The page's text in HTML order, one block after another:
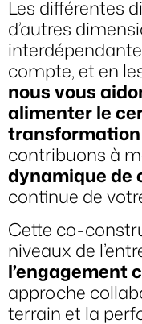
Les différentes
d’autres
compte, et en
nous vous
alimenter le
transformation
contribuons à
dynamique de
continue de
Cette co-
niveaux de
l’engagement
approche
terrain et la